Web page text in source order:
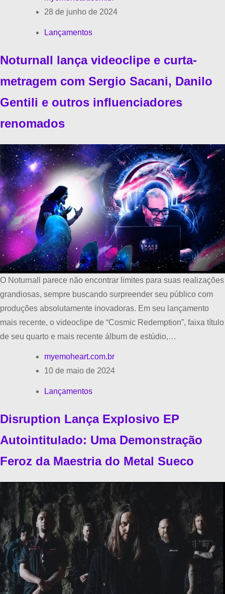
28 de junho de 2024
Lançamentos
Noturnall lança videoclipe e curta-
metragem com Sergio Sacani, Danilo
Gentili e outros influenciadores
renomados
O Noturnall parece não encontrar limites para suas realizações
grandiosas, sempre buscando surpreender seu público com
produções absolutamente inovadoras. Em seu lançamento
mais recente, o videoclipe de “Cosmic Redemption”, faixa título
de seu quarto e mais recente álbum de estúdio,…
myemoheart.com.br
10 de maio de 2024
Lançamentos
Disruption Lança Explosivo EP
Autointitulado: Uma Demonstração
Feroz da Maestria do Metal Sueco